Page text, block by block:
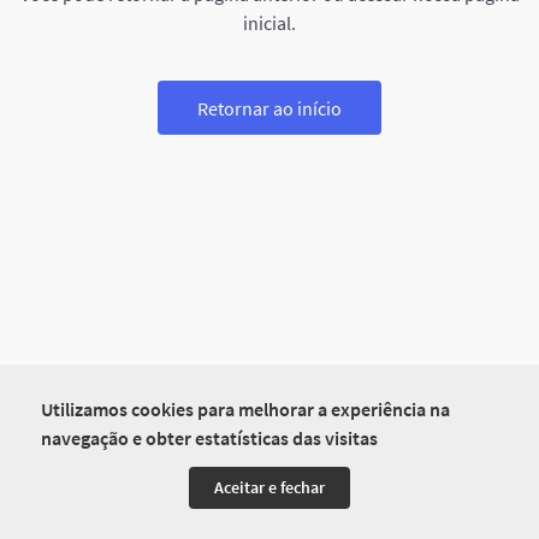
Utilizamos cookies para melhorar a experiência na
navegação e obter estatísticas das visitas
Aceitar e fechar
inicial.
Retornar ao início